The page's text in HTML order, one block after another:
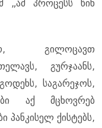
„ამ პროცესს წინ
გილოცავთ
გურჯაანს,
საგარეჯოს,
აქ მცხოვრებ
პანკისელ ქისტებს,